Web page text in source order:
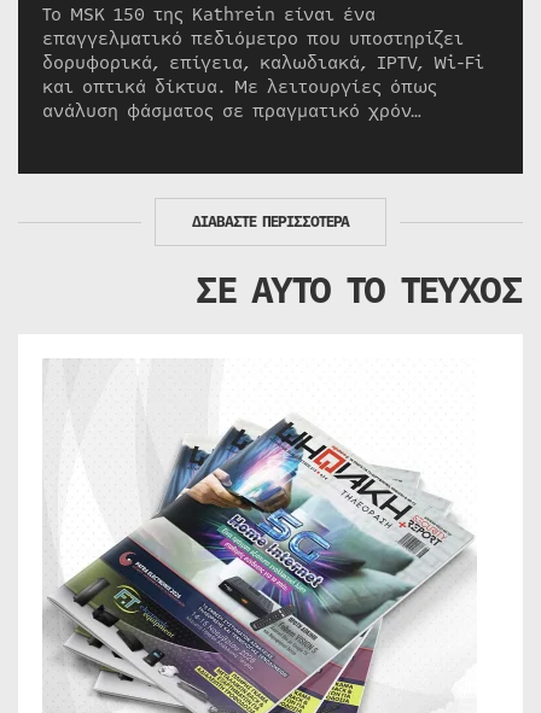
Το MSK 150 της Kathrein είναι ένα
επαγγελματικό πεδιόμετρο που υποστηρίζει
δορυφορικά, επίγεια, καλωδιακά, IPTV, Wi-Fi
και οπτικά δίκτυα. Με λειτουργίες όπως
ανάλυση φάσματος σε πραγματικό χρόν…
ΔΙΑΒΑΣΤΕ ΠΕΡΙΣΣΟΤΕΡΑ
ΣΕ ΑΥΤΟ ΤΟ ΤΕΥΧΟΣ